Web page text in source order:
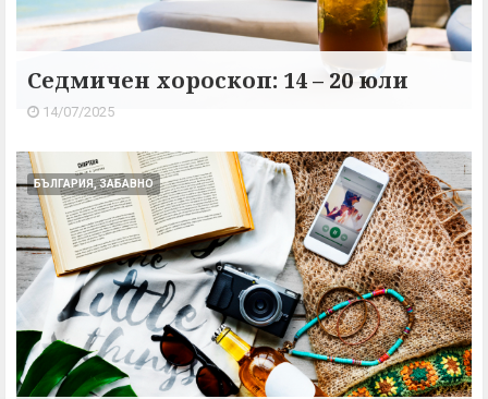
Седмичен хороскоп: 14 – 20 юли
14/07/2025
БЪЛГАРИЯ, ЗАБАВНО